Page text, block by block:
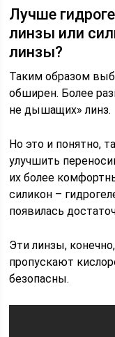
Лучше
линзы или
линзы?
Таким образом
обширен. Более
не дышащих» линз.
Но это и понятно,
улучшить
их более
силикон –
появилась
Эти линзы,
пропускают
безопасны.